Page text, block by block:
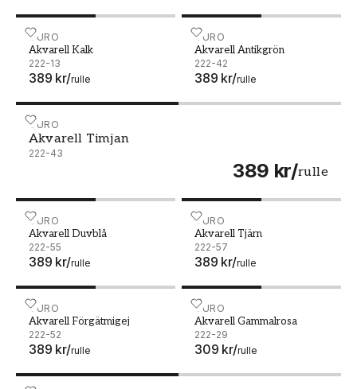
DURO
Akvarell Kalk
222-13
389 kr/rulle
Akvarell Kalk - 222-13 DURO
Akvarell Antikgrön
222-42
389 kr/rulle
Akvarell Antikgrön - 222-
DURO
Akvarell Timjan
222-43
389 kr/rulle
Akvarell Timjan - 222-43
DURO
Akvarell Duvblå
222-55
389 kr/rulle
Akvarell Duvblå - 222-55 DURO
Akvarell Tjärn
222-57
389 kr/rulle
Akvarell Tjärn - 222-57
DURO
Akvarell Förgätmigej
222-52
389 kr/rulle
Akvarell Förgätmigej - 222-52DURO
Akvarell Gammalrosa
222-29
309 kr/rulle
Akvarell Gammalrosa -